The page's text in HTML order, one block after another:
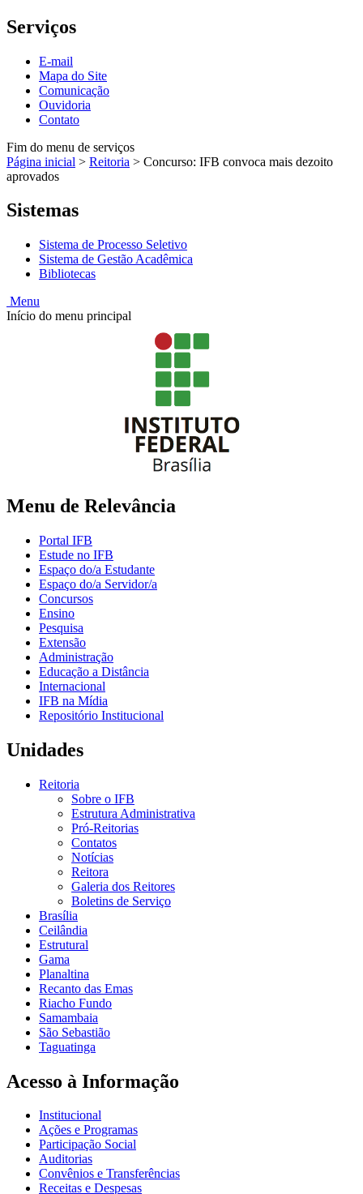
Serviços
E-mail
Mapa do Site
Comunicação
Ouvidoria
Contato
Fim do menu de serviços
Página inicial > Reitoria > Concurso: IFB convoca mais dezoito
aprovados
Sistemas
Sistema de Processo Seletivo
Sistema de Gestão Acadêmica
Bibliotecas
Menu
Início do menu principal
Menu de Relevância
Portal IFB
Estude no IFB
Espaço do/a Estudante
Espaço do/a Servidor/a
Concursos
Ensino
Pesquisa
Extensão
Administração
Educação a Distância
Internacional
IFB na Mídia
Repositório Institucional
Unidades
Reitoria
Sobre o IFB
Estrutura Administrativa
Pró-Reitorias
Contatos
Notícias
Reitora
Galeria dos Reitores
Boletins de Serviço
Brasília
Ceilândia
Estrutural
Gama
Planaltina
Recanto das Emas
Riacho Fundo
Samambaia
São Sebastião
Taguatinga
Acesso à Informação
Institucional
Ações e Programas
Participação Social
Auditorias
Convênios e Transferências
Receitas e Despesas